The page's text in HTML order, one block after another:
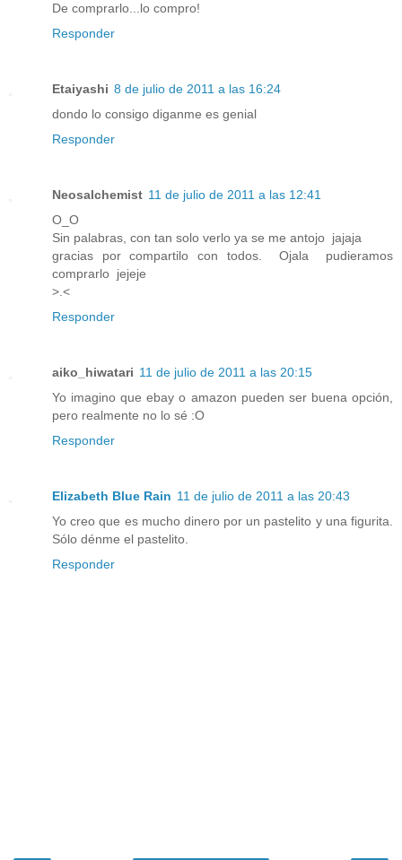
De comprarlo...lo compro!
Responder
Etaiyashi 8 de julio de 2011 a las 16:24
dondo lo consigo diganme es genial
Responder
Neosalchemist 11 de julio de 2011 a las 12:41
O_O
Sin palabras, con tan solo verlo ya se me antojo jajaja
gracias por compartilo con todos. Ojala pudieramos
comprarlo jejeje
>.<
Responder
aiko_hiwatari 11 de julio de 2011 a las 20:15
Yo imagino que ebay o amazon pueden ser buena opción,
pero realmente no lo sé :O
Responder
Elizabeth Blue Rain 11 de julio de 2011 a las 20:43
Yo creo que es mucho dinero por un pastelito y una figurita.
Sólo dénme el pastelito.
Responder